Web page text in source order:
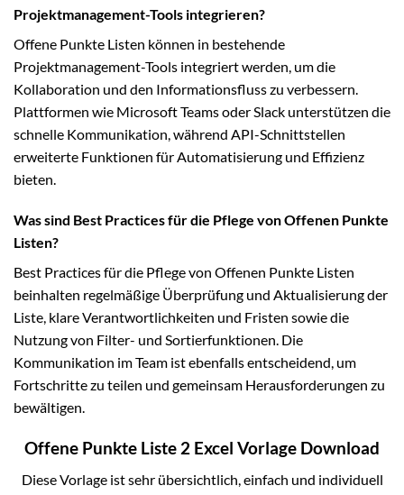
Projektmanagement-Tools integrieren?
Offene Punkte Listen können in bestehende
Projektmanagement-Tools integriert werden, um die
Kollaboration und den Informationsfluss zu verbessern.
Plattformen wie Microsoft Teams oder Slack unterstützen die
schnelle Kommunikation, während API-Schnittstellen
erweiterte Funktionen für Automatisierung und Effizienz
bieten.
Was sind Best Practices für die Pflege von Offenen Punkte
Listen?
Best Practices für die Pflege von Offenen Punkte Listen
beinhalten regelmäßige Überprüfung und Aktualisierung der
Liste, klare Verantwortlichkeiten und Fristen sowie die
Nutzung von Filter- und Sortierfunktionen. Die
Kommunikation im Team ist ebenfalls entscheidend, um
Fortschritte zu teilen und gemeinsam Herausforderungen zu
bewältigen.
Offene Punkte Liste 2 Excel Vorlage Download
Diese Vorlage ist sehr übersichtlich, einfach und individuell